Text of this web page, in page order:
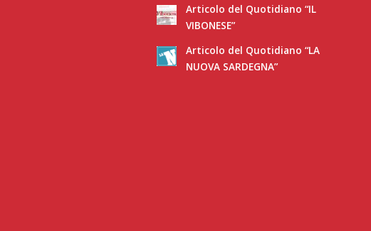
Articolo del Quotidiano “IL
VIBONESE”
Articolo del Quotidiano “LA
NUOVA SARDEGNA”